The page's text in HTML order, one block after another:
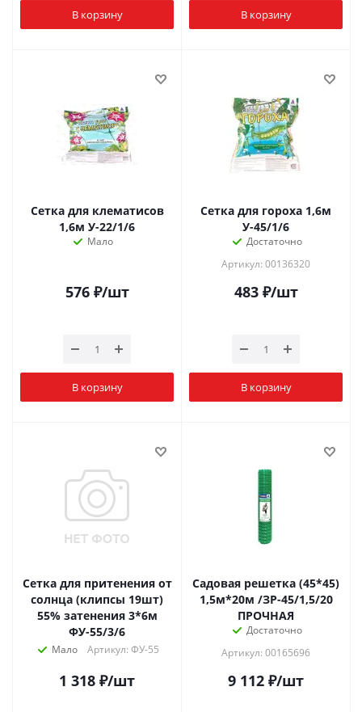
В корзину В корзину
Сетка для клематисов
1,6м У-22/1/6
Мало
576₽/шт
В корзину
Сетка для гороха 1,6м
У-45/1/6
Достаточно
Артикул: 00136320
483₽/шт
В корзину
Сетка для притенения от
солнца (клипсы 19шт)
55% затенения 3*6м
ФУ-55/3/6
Мало Артикул: ФУ-55
1 318 ₽/шт
Садовая решетка (45*45)
1,5м*20м /ЗР-45/1,5/20
ПРОЧНАЯ
Достаточно
Артикул: 00165696
9 112 ₽/шт